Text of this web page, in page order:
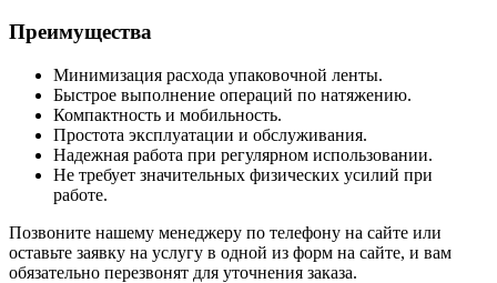
Преимущества
Минимизация расхода упаковочной ленты.
Быстрое выполнение операций по натяжению.
Компактность и мобильность.
Простота эксплуатации и обслуживания.
Надежная работа при регулярном использовании.
Не требует значительных физических усилий при
работе.
Позвоните нашему менеджеру по телефону на сайте или
оставьте заявку на услугу в одной из форм на сайте, и вам
обязательно перезвонят для уточнения заказа.